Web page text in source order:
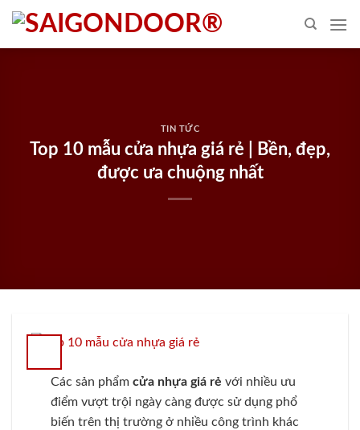
Skip
content
TIN TỨC
Top 10 mẫu cửa nhựa giá rẻ | Bền, đẹp,
được ưa chuộng nhất
Các sản phẩm cửa nhựa giá rẻ với nhiều ưu
điểm vượt trội ngày càng được sử dụng phổ
biến trên thị trường ở nhiều công trình khác